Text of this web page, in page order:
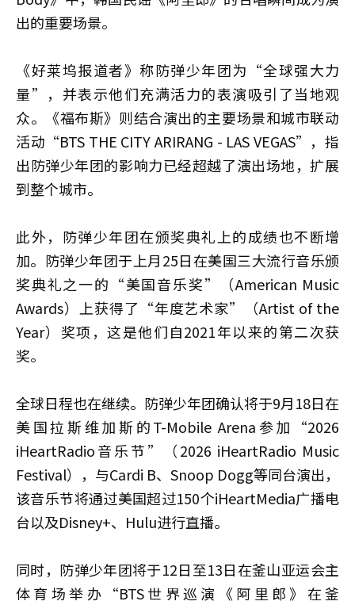
出的重要场景。
《好莱坞报道者》称防弹少年团为“全球强大力
量”，并表示他们充满活力的表演吸引了当地观
众。《福布斯》则结合演出的主要场景和城市联动
活动“BTS THE CITY ARIRANG - LAS VEGAS”，指
出防弹少年团的影响力已经超越了演出场地，扩展
到整个城市。
此外，防弹少年团在颁奖典礼上的成绩也不断增
加。防弹少年团于上月25日在美国三大流行音乐颁
奖典礼之一的“美国音乐奖”（American Music
Awards）上获得了“年度艺术家”（Artist of the
Year）奖项，这是他们自2021年以来的第二次获
奖。
全球日程也在继续。防弹少年团确认将于9月18日在
美国拉斯维加斯的T-Mobile Arena参加“2026
iHeartRadio音乐节”（2026 iHeartRadio Music
Festival），与Cardi B、Snoop Dogg等同台演出，
该音乐节将通过美国超过150个iHeartMedia广播电
台以及Disney+、Hulu进行直播。
同时，防弹少年团将于12日至13日在釜山亚运会主
体育场举办“BTS世界巡演《阿里郎》在釜